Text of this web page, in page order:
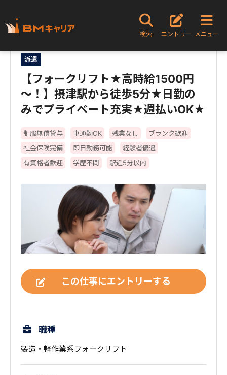
検索 エントリー メニュー
派遣
【フォークリフト★高時給1500円
～！】摂津駅から徒歩5分★日勤の
みでプライベート充実★週払いOK★
制服無償貸与 車通勤OK 残業なし
ブランク歓迎
社会保険完備
即日勤務可能
経験者優遇
有資格者歓迎
学歴不問 駅近5分以内
この仕事にエントリーする
職種
製造・軽作業系フォークリフト